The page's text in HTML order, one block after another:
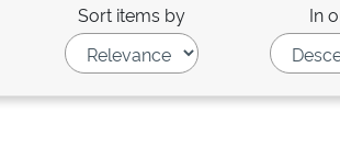
Sort items by In